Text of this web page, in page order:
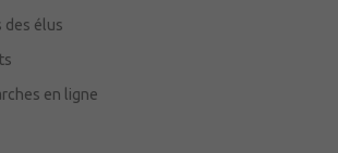
des élus
en ligne